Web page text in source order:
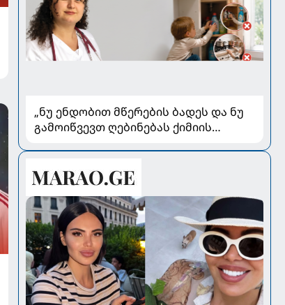
„ნუ ენდობით მწერების ბადეს და ნუ
გამოიწვევთ ღებინებას ქიმიის
პედიატრ სალომე ახვლედიანის
რჩევები